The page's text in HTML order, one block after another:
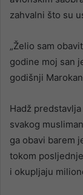
zahvalni što su
„Želio sam
godine moj san
godišnji
Hadž
svakog
ga obavi barem
tokom
i okupljaju